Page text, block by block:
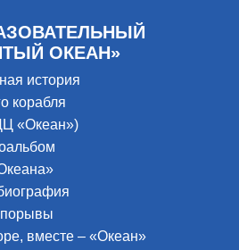
ОКЕАН»
история
корабля
«Океан»)
вместе – «Океан»